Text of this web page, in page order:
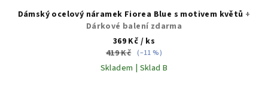
Dámský ocelový náramek Fiorea Blue s motivem květů +
Dárkové balení zdarma
369 Kč / ks
419 Kč (–11 %)
Skladem | Sklad B